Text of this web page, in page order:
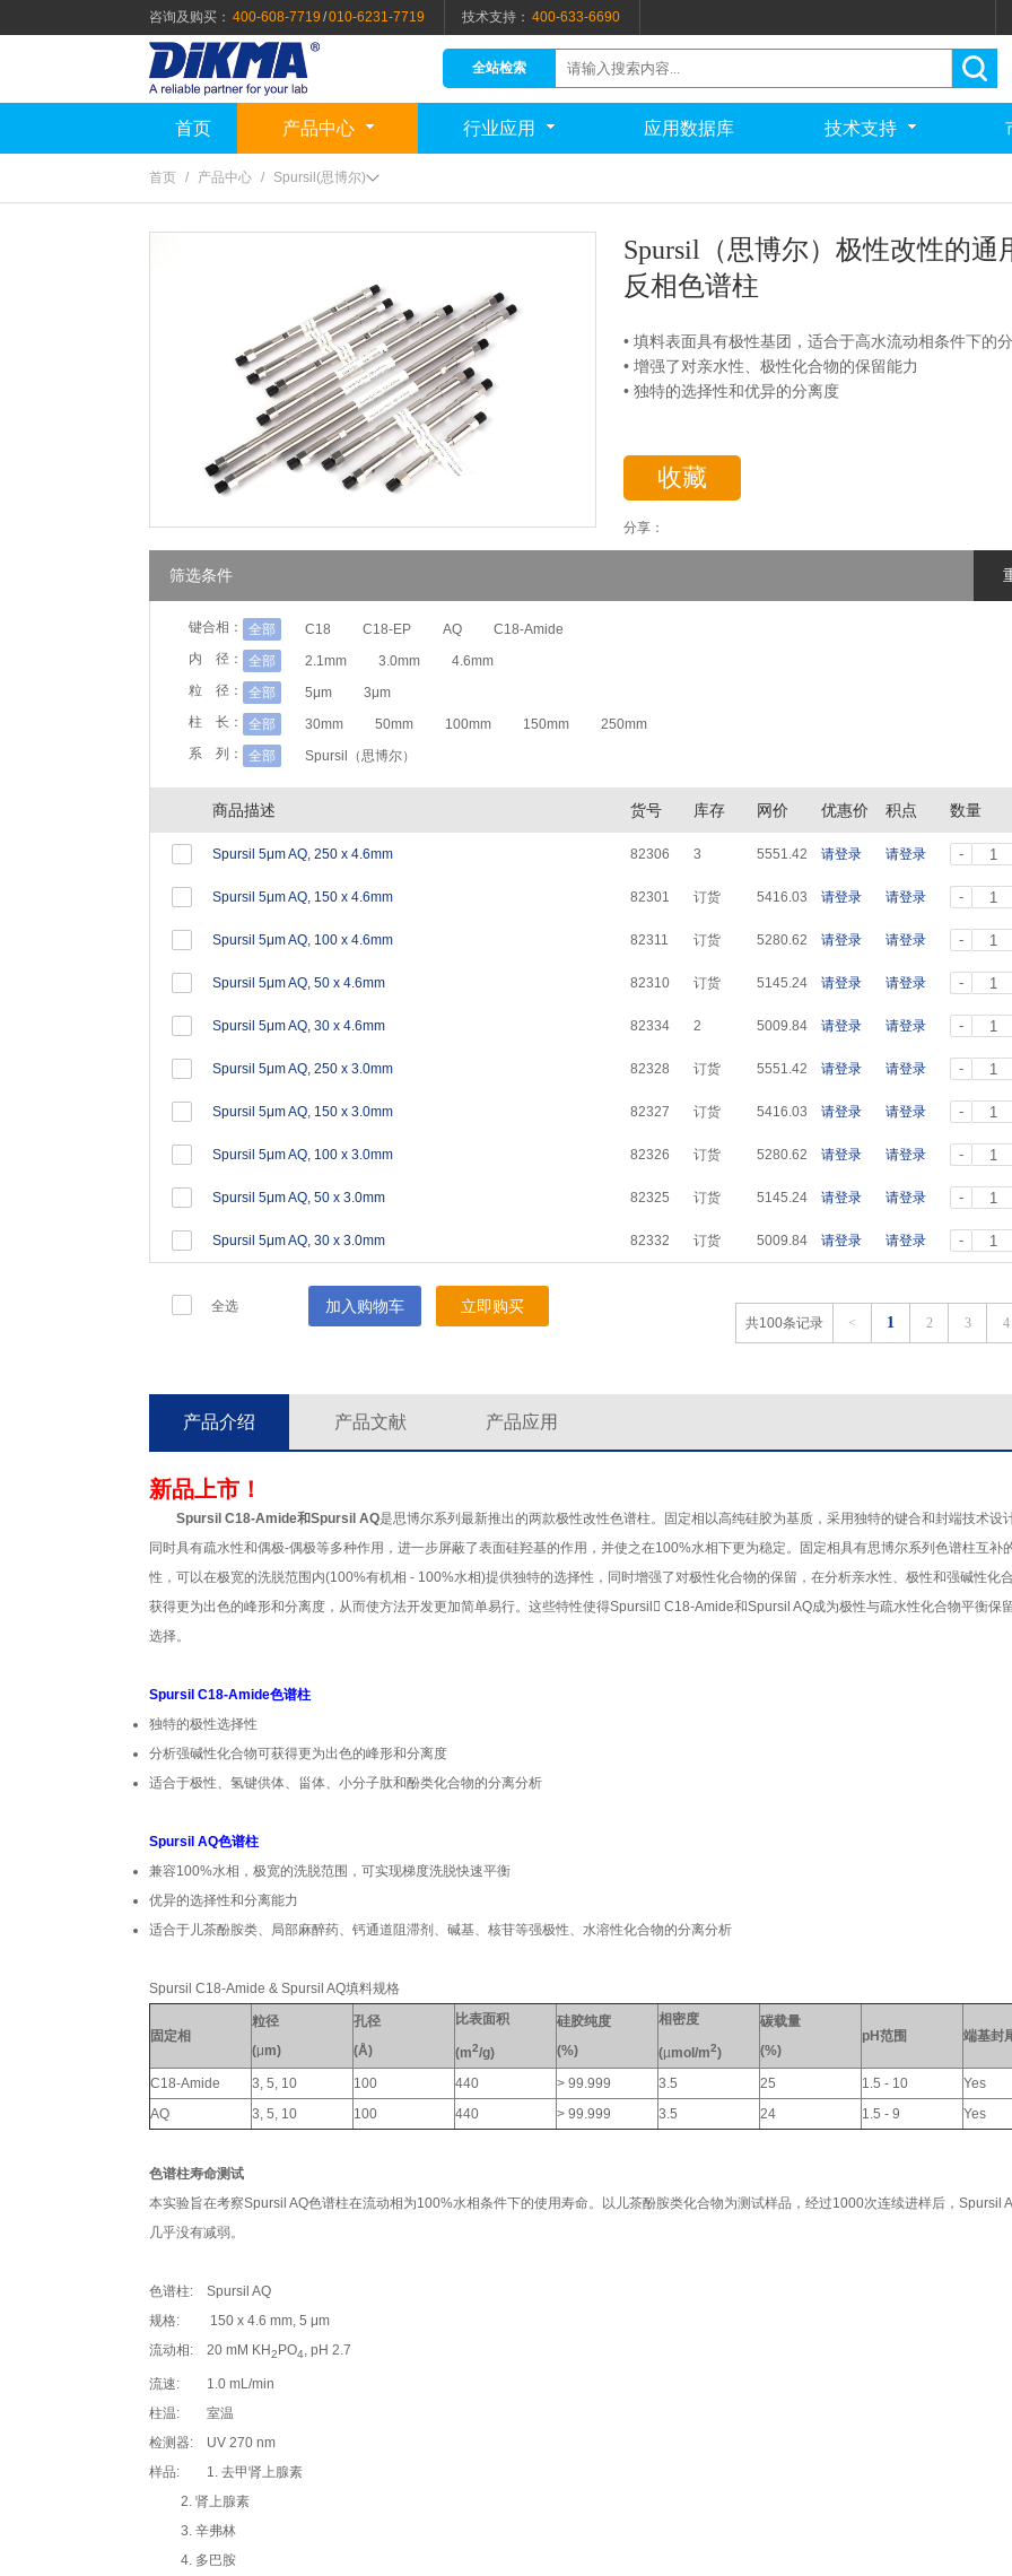
咨询及购买： 400-608-7719 /010-6231-7719 技术支持： 400-633-6690
全站检索
首页 产品中心 行业应用 应用数据库 技术支持
首页 / 产品中心 / Spursil(思博尔)
Spursil（思博尔）极性改性的通
反相色谱柱
• 填料表面具有极性基团，适合于高水流动相条件下的
• 增强了对亲水性、极性化合物的保留能力
• 独特的选择性和优异的分离度
收藏
分享：
筛选条件
键合相： 全部 C18 C18-EP AQ
C18-Amide
内 径：
全部 2.1mm 3.0mm
4.6mm
粒 径：
全部 5μm
3μm
柱 长：
全部 30mm 50mm 100mm 150mm
250mm
系 列：
全部 Spursil（思博尔）
商品描述 货号 库存 网价 优惠价 积点 数量
Spursil 5μm AQ, 250 x 4.6mm 82306 3 5551.42 请登录 请登录 -
Spursil 5μm AQ, 150 x 4.6mm 82301 订货 5416.03 请登录 请登录 -
Spursil 5μm AQ, 100 x 4.6mm 82311 订货 5280.62 请登录 请登录 -
Spursil 5μm AQ, 50 x 4.6mm 82310 订货 5145.24 请登录 请登录 -
Spursil 5μm AQ, 30 x 4.6mm 82334 2 5009.84 请登录 请登录 -
Spursil 5μm AQ, 250 x 3.0mm 82328 订货 5551.42 请登录 请登录 -
Spursil 5μm AQ, 150 x 3.0mm 82327 订货 5416.03 请登录 请登录 -
Spursil 5μm AQ, 100 x 3.0mm 82326 订货 5280.62 请登录 请登录 -
Spursil 5μm AQ, 50 x 3.0mm 82325 订货 5145.24 请登录 请登录 -
Spursil 5μm AQ, 30 x 3.0mm 82332 订货 5009.84 请登录 请登录 -
全选 加入购物车 立即购买
共100条记录 < 1 2 3 4
产品介绍 产品文献 产品应用
新品上市！
Spursil C18-Amide和Spursil AQ是思博尔系列最新推出的两款极性改性色谱柱。固定相以高纯硅胶为基质，采用独特的键合和封端技术设
同时具有疏水性和偶极-偶极等多种作用，进一步屏蔽了表面硅羟基的作用，并使之在100%水相下更为稳定。固定相具有思博尔系列色谱柱互补
性，可以在极宽的洗脱范围内(100%有机相 - 100%水相)提供独特的选择性，同时增强了对极性化合物的保留，在分析亲水性、极性和强碱性化
获得更为出色的峰形和分离度，从而使方法开发更加简单易行。这些特性使得Spursil C18-Amide和Spursil AQ成为极性与疏水性化合物平衡保
选择。
Spursil C18-Amide色谱柱
独特的极性选择性
分析强碱性化合物可获得更为出色的峰形和分离度
适合于极性、氢键供体、甾体、小分子肽和酚类化合物的分离分析
Spursil AQ色谱柱
兼容100%水相，极宽的洗脱范围，可实现梯度洗脱快速平衡
优异的选择性和分离能力
适合于儿茶酚胺类、局部麻醉药、钙通道阻滞剂、碱基、核苷等强极性、水溶性化合物的分离分析
Spursil C18-Amide & Spursil AQ填料规格
固定相
粒径
(μm)
孔径
(Å)
比表面积
(m2/g)
硅胶纯度
(%)
相密度
(µmol/m2)
碳载量
(%)
pH 范围 端基封
C18-Amide 3, 5, 10 100 440 > 99.999 3.5 25 1.5 - 10
Yes
AQ
3, 5, 10 100 440 > 99.999 3.5 24 1.5 - 9 Yes
色谱柱寿命测试
本实验旨在考察Spursil AQ色谱柱在流动相为100%水相条件下的使用寿命。以儿茶酚胺类化合物为测试样品，经过1000次连续进样后，Spursil
几乎没有减弱。
色谱柱: Spursil AQ
规格: 150 x 4.6 mm, 5 μm
流动相: 20 mM KH2 PO4, pH 2.7
流速: 1.0 mL/min
柱温: 室温
检测器: UV 270 nm
样品: 1. 去甲肾上腺素
2. 肾上腺素
3. 辛弗林
4. 多巴胺